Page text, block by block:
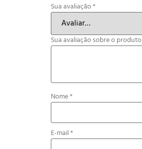
Sua avaliação*
Sua avaliação sobre o produto
Nome*
E-mail*